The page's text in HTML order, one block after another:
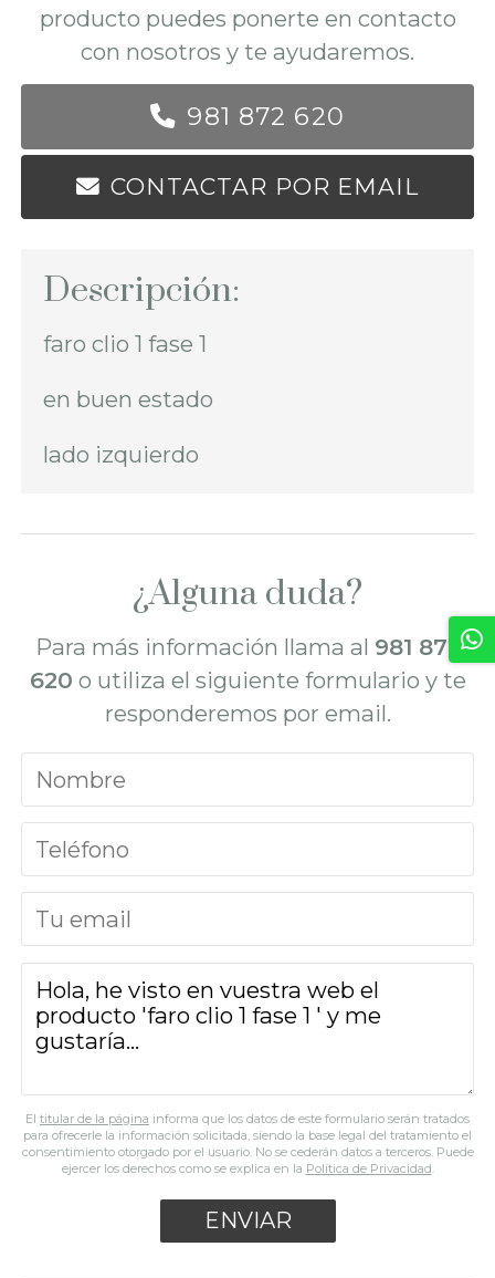
producto puedes ponerte en contacto
con nosotros y te ayudaremos.
981 872 620
CONTACTAR POR EMAIL
Descripción:
faro clio 1 fase 1
en buen estado
lado izquierdo
¿Alguna duda?
Para más información llama al 981 872
620 o utiliza el siguiente formulario y te
responderemos por email.
El titular de la página informa que los datos de este formulario serán tratados
para ofrecerle la información solicitada, siendo la base legal del tratamiento el
consentimiento otorgado por el usuario. No se cederán datos a terceros. Puede
ejercer los derechos como se explica en la Política de Privacidad.